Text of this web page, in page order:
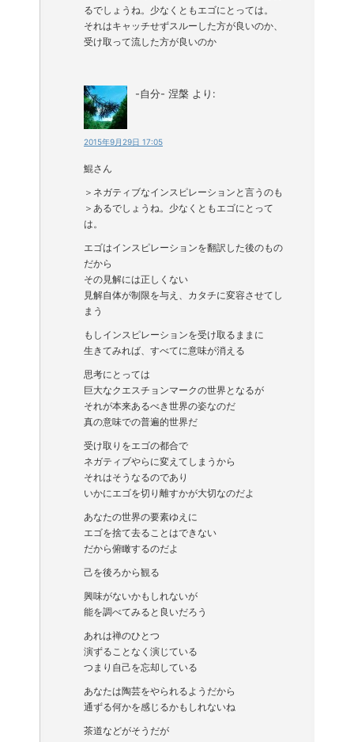
るでしょうね。少なくともエゴにとっては。
それはキャッチせずスルーした方が良いのか、
受け取って流した方が良いのか
-自分- 涅槃 より:
2015年9月29日 17:05
鯤さん
＞ネガティブなインスピレーションと言うのも
＞あるでしょうね。少なくともエゴにとって
は。
エゴはインスピレーションを翻訳した後のもの
だから
その見解には正しくない
見解自体が制限を与え、カタチに変容させてし
まう
もしインスピレーションを受け取るままに
生きてみれば、すべてに意味が消える
思考にとっては
巨大なクエスチョンマークの世界となるが
それが本来あるべき世界の姿なのだ
真の意味での普遍的世界だ
受け取りをエゴの都合で
ネガティブやらに変えてしまうから
それはそうなるのであり
いかにエゴを切り離すかが大切なのだよ
あなたの世界の要素ゆえに
エゴを捨て去ることはできない
だから俯瞰するのだよ
己を後ろから観る
興味がないかもしれないが
能を調べてみると良いだろう
あれは禅のひとつ
演ずることなく演じている
つまり自己を忘却している
あなたは陶芸をやられるようだから
通ずる何かを感じるかもしれないね
茶道などがそうだが